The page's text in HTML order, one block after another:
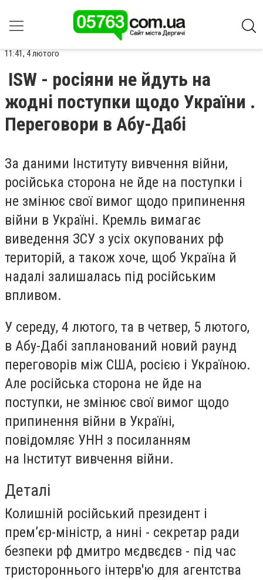
11:41, 4 лютого
ISW - росіяни не йдуть на
жодні поступки щодо України .
Переговори в Абу-Дабі
За даними Інституту вивчення війни,
російська сторона не йде на поступки і
не змінює свої вимог щодо припинення
війни в Україні. Кремль вимагає
виведення ЗСУ з усіх окупованих рф
територій, а також хоче, щоб Україна й
надалі залишалась під російським
впливом.
У середу, 4 лютого, та в четвер, 5 лютого,
в Абу-Дабі запланований новий раунд
переговорів між США, росією і Україною.
Але російська сторона не йде на
поступки, не змінює свої вимог щодо
припинення війни в Україні,
повідомляє УНН з посиланням
на Інститут вивчення війни.
Деталі
Колишній російський президент і
прем’єр-міністр, а нині - секретар ради
безпеки рф дмитро мєдвєдєв - під час
тристороннього інтерв'ю для агентства